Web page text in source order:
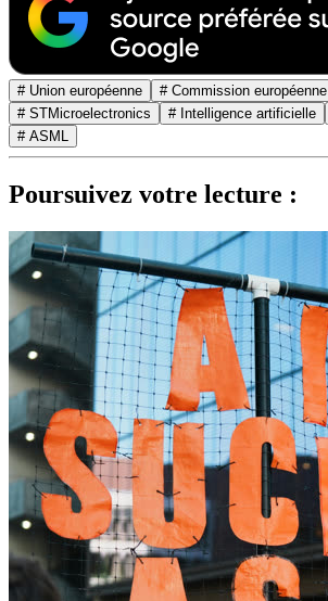
# Union européenne # Commission européenne
# STMicroelectronics
# Intelligence artificielle
# ASML
Poursuivez votre lecture :